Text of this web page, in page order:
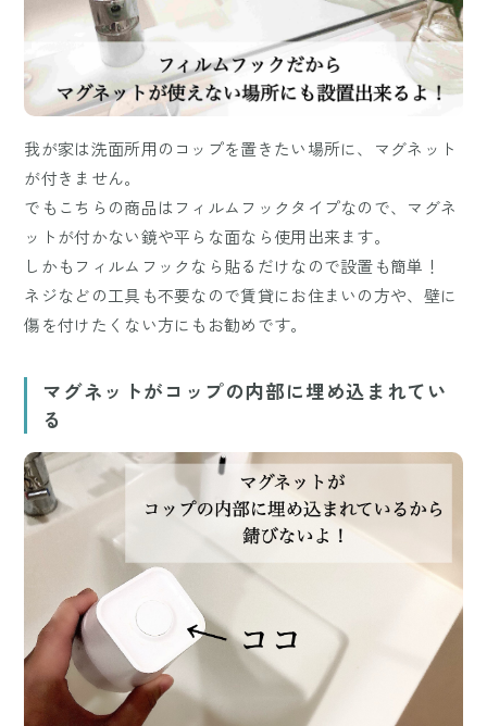
我が家は洗面所用のコップを置きたい場所に、マグネット
が付きません。
でもこちらの商品はフィルムフックタイプなので、マグネ
ットが付かない鏡や平らな面なら使用出来ます。
しかもフィルムフックなら貼るだけなので設置も簡単！
ネジなどの工具も不要なので賃貸にお住まいの方や、壁に
傷を付けたくない方にもお勧めです。
マグネットがコップの内部に埋め込まれてい
る